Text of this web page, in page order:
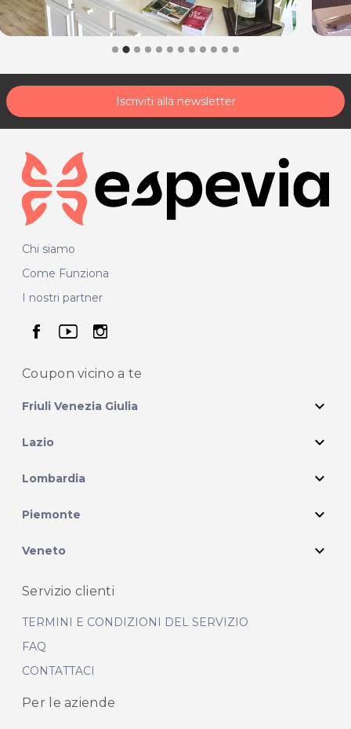
Iscriviti alla newsletter
Chi siamo
Come Funziona
I nostri partner
seguici su facebook
seguici su youtube
seguici su instagram
Coupon vicino a te
Friuli Venezia Giulia expand_more
Lazio expand_more
Lombardia expand_more
Piemonte expand_more
Veneto expand_more
Servizio clienti
TERMINI E CONDIZIONI DEL SERVIZIO
FAQ
CONTATTACI
Per le aziende